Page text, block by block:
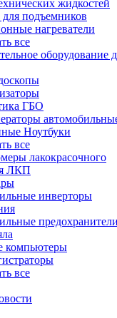
жидкостей
для подъемников
нагреватели
все
оборудование
ГБО
Ноутбуки
все
лакокрасочного
ЛКП
инверторы
компьютеры
все